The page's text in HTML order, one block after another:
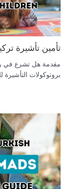
تأمين تأشيرة
مقدمة هل تشرع في
بروتوكولات التأشيرة